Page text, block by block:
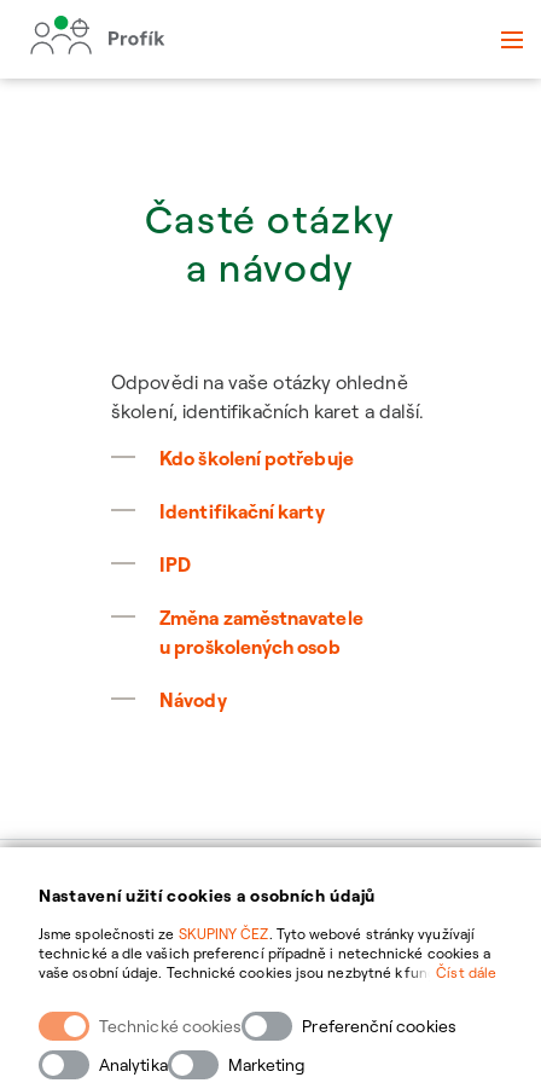
Nastavení užití cookies a osobních údajů
Jsme společnosti ze SKUPINY ČEZ. Tyto webové stránky využívají
technické a dle vašich preferencí případně i netechnické cookies a
vaše osobní údaje. Technické cookies jsou nezbytné k fungování
webové stránky vašim preferencím, k personalizaci reklam a
analytice. Pro sběr a zpracování netechnických cookies a vašich
osobních údajů nám můžete udělit souhlas. Bližší informace o vašich
právech, zpracování osobních údajů, včetně možnosti odvolání
Číst dále
Technické cookies
Preferenční cookies
Analytika
Marketing
Časté otázky
a návody
Odpovědi na vaše otázky ohledně
školení, identifikačních karet a další.
Kdo školení potřebuje
Identifikační karty
IPD
Změna zaměstnavatele
u proškolených osob
Návody
Pravidla